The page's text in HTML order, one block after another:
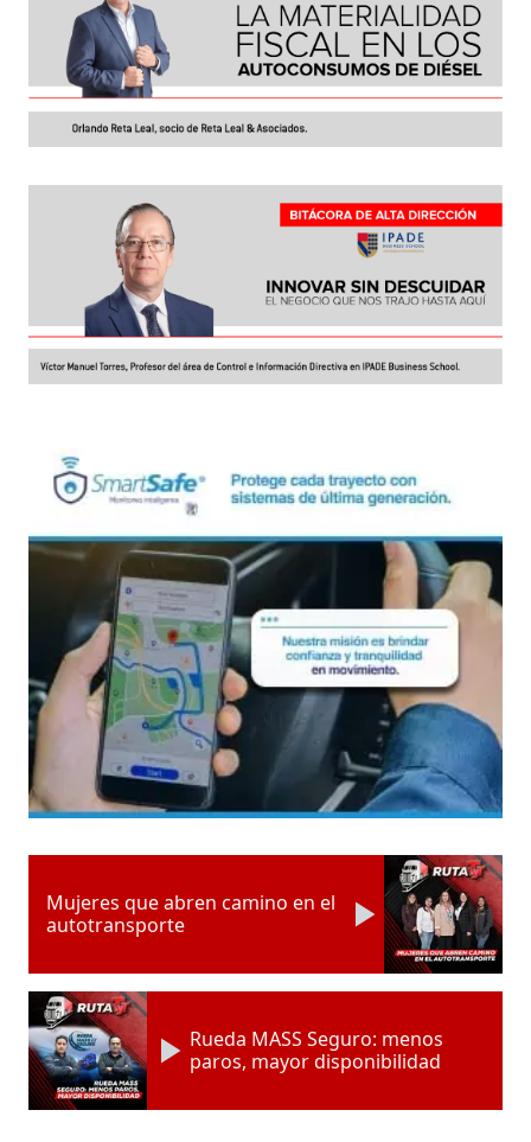
Mujeres que abren camino en el
autotransporte
Rueda MASS Seguro: menos
paros, mayor disponibilidad